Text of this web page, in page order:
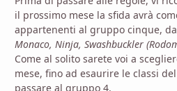
il prossimo mese la sfida avrà
appartenenti al gruppo cinque,
Monaco, Ninja, Swashbuckler
Come al solito sarete voi a
mese, fino ad esaurire le classi
passare al gruppo 4.